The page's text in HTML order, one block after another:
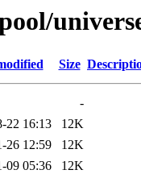
Size
-
22 16:13
12K
26 12:59
12K
09 05:36
12K